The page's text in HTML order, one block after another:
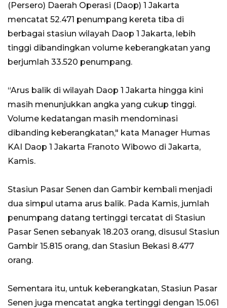
(Persero) Daerah Operasi (Daop) 1 Jakarta
mencatat 52.471 penumpang kereta tiba di
berbagai stasiun wilayah Daop 1 Jakarta, lebih
tinggi dibandingkan volume keberangkatan yang
berjumlah 33.520 penumpang.
“Arus balik di wilayah Daop 1 Jakarta hingga kini
masih menunjukkan angka yang cukup tinggi.
Volume kedatangan masih mendominasi
dibanding keberangkatan," kata Manager Humas
KAI Daop 1 Jakarta Franoto Wibowo di Jakarta,
Kamis.
Stasiun Pasar Senen dan Gambir kembali menjadi
dua simpul utama arus balik. Pada Kamis, jumlah
penumpang datang tertinggi tercatat di Stasiun
Pasar Senen sebanyak 18.203 orang, disusul Stasiun
Gambir 15.815 orang, dan Stasiun Bekasi 8.477
orang.
Sementara itu, untuk keberangkatan, Stasiun Pasar
Senen juga mencatat angka tertinggi dengan 15.061